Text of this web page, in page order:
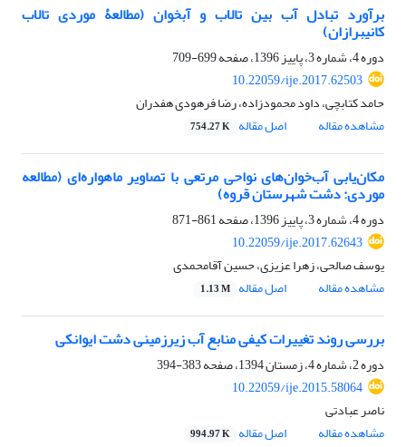
برآورد تبادل آب بین تالاب‏ و آبخوان (مطالعۀ موردی تالاب‏
کانی‏برازان)
دوره 4، شماره 3، پاییز 1396، صفحه
699-709
10.22059/ije.2017.62503
حامد کتابچی، داود محمودزاده، رضا فرهودی هفدران
مشاهده مقاله
اصل مقاله 754.27 K
مکان‌یابی آب‌خوان‌های نواحی مرتعی با تصاویر ماهواره‌ای (مطالعه
موردی: دشت شهرستان قروه)
دوره 4، شماره 3، پاییز 1396، صفحه
861-871
10.22059/ije.2017.62643
یوسف صالحی، زهرا عزیزی، حسین آقامحمدی
مشاهده مقاله
اصل مقاله 1.13 M
بررسی روند تغییرات کیفی منابع آب زیر‌زمینی دشت ایوانکی
دوره 2، شماره 4، زمستان 1394، صفحه
383-394
10.22059/ije.2015.58064
ناصر عبادتی
مشاهده مقاله
اصل مقاله 994.97 K